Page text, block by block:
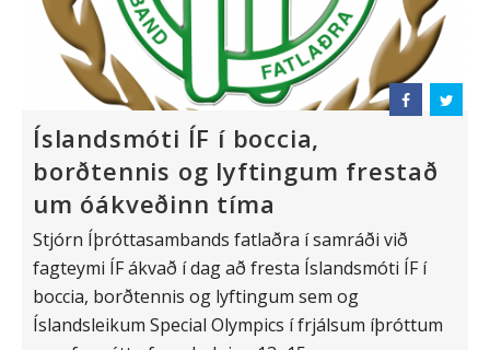
Íslandsmóti ÍF í boccia,
borðtennis og lyftingum frestað
um óákveðinn tíma
Stjórn Íþróttasambands fatlaðra í samráði við
fagteymi ÍF ákvað í dag að fresta Íslandsmóti ÍF í
boccia, borðtennis og lyftingum sem og
Íslandsleikum Special Olympics í frjálsum íþróttum